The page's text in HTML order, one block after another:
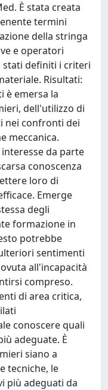
È stata creata
termini
della stringa
e operatori
stati definiti i criteri
Risultati:
è emersa la
dell'utilizzo di
nei confronti dei
meccanica.
da parte
conoscenza
loro di
Emerge
degli
formazione in
potrebbe
sentimenti
all'incapacità
compreso.
di area critica,
conoscere quali
adeguate. È
siano a
tecniche, le
più adeguati da